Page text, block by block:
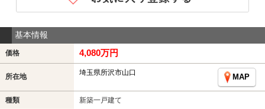
基本情報
価格 4,080万円
所在地 埼玉県所沢市山口
MAP
種類 新築一戸建て